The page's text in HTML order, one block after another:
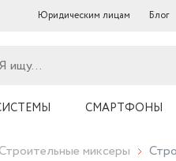
Юридическим лицам Блог
СМАРТФОНЫ
Строительные миксеры